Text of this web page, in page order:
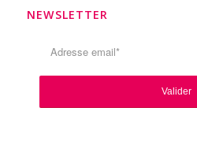
NEWSLETTER